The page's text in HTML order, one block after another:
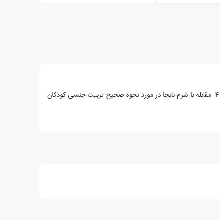
1- افزایش تعامل مثبت با کودک 2- راهکارهای کاربردی مقابله با دروغ گویی، خشم و بدزبانی فرزندان 3- راهبردهای موثر آموزش احساس مسئولیت 4- مقابله با شرم نابجا در مورد نحوه صحیح تربیت جنسی کودکان